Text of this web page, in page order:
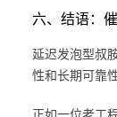
六、结语：
延迟发泡型叔
性和长期可靠